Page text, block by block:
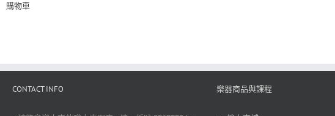
購物車
CONTACT INFO 樂器商品與課程